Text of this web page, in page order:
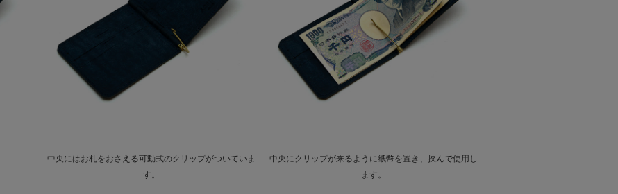
中央にはお札をおさえる可動式のクリップがついていま
す。
中央にクリップが来るように紙幣を置き、挟んで使用し
ます。